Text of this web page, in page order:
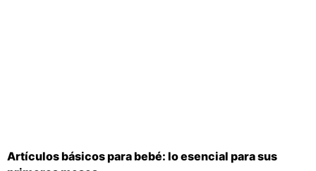
Artículos básicos para bebé: lo esencial para sus